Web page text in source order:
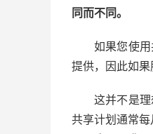
同而不同。
如果您使
提供，因此如果
这并不是
共享计划通常每